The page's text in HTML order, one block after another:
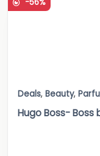
Deals, Beauty,
Hugo Boss-